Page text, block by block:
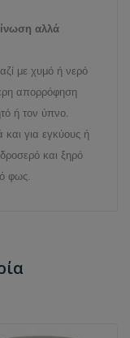
αλλά
με χυμό ή νερό
απορρόφηση
ή τον ύπνο.
και για εγκύους ή
και ξηρό
φως.